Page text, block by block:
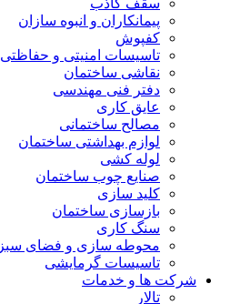
سقف کاذب
پیمانکاران و انبوه سازان
کفپوش
تاسیسات امنیتی و حفاظتی
نقاشی ساختمان
دفتر فنی مهندسی
عایق کاری
مصالح ساختمانی
لوازم بهداشتی ساختمان
لوله کشی
صنایع چوب ساختمان
کلید سازی
بازسازی ساختمان
سنگ کاری
محوطه سازی و فضای سبز
تاسیسات گرمایشی
شرکت ها و خدمات
تالار